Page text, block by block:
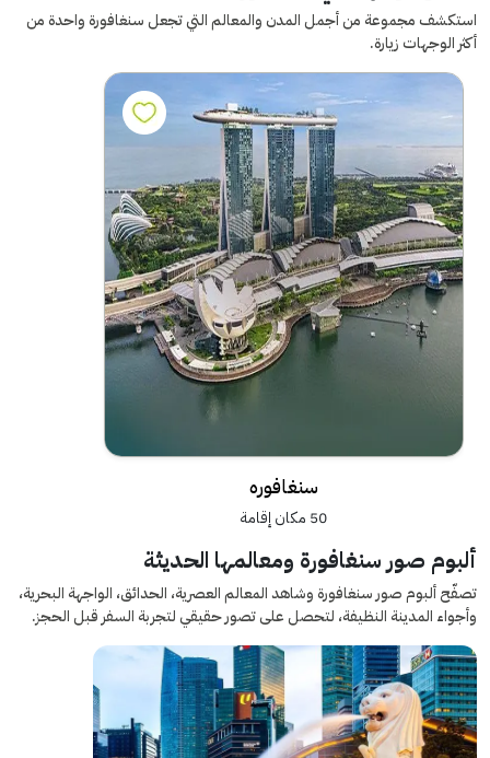
استكشف مجموعة من أجمل المدن والمعالم التي تجعل سنغافورة واحدة من
أكثر الوجهات زيارة.
سنغافوره
50 مكان إقامة
ألبوم صور سنغافورة ومعالمها الحديثة
تصفّح ألبوم صور سنغافورة وشاهد المعالم العصرية، الحدائق، الواجهة البحرية،
وأجواء المدينة النظيفة، لتحصل على تصور حقيقي لتجربة السفر قبل الحجز.